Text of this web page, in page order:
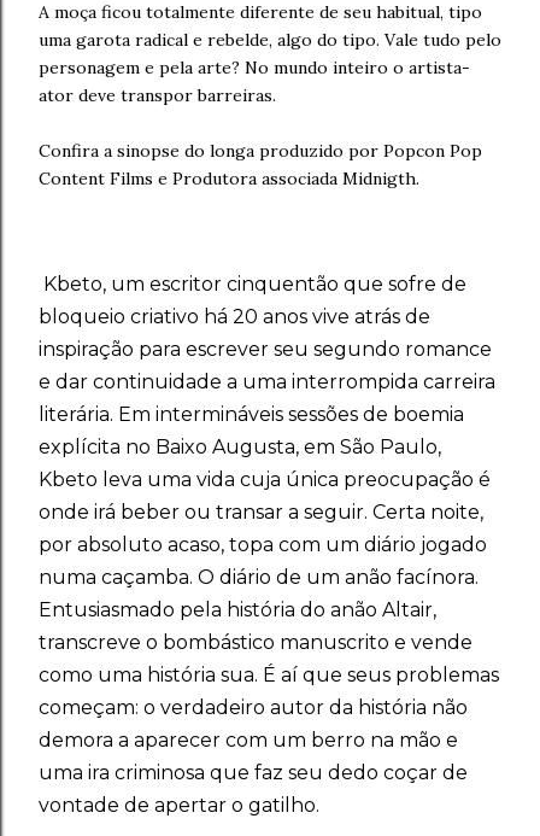
A moça ficou totalmente diferente de seu habitual, tipo
uma garota radical e rebelde, algo do tipo. Vale tudo pelo
personagem e pela arte? No mundo inteiro o artista-
ator deve transpor barreiras.
Confira a sinopse do longa produzido por Popcon Pop
Content Films e Produtora associada Midnigth.
Kbeto, um escritor cinquentão que sofre de
bloqueio criativo há 20 anos vive atrás de
inspiração para escrever seu segundo romance
e dar continuidade a uma interrompida carreira
literária. Em intermináveis sessões de boemia
explícita no Baixo Augusta, em São Paulo,
Kbeto leva uma vida cuja única preocupação é
onde irá beber ou transar a seguir. Certa noite,
por absoluto acaso, topa com um diário jogado
numa caçamba. O diário de um anão facínora.
Entusiasmado pela história do anão Altair,
transcreve o bombástico manuscrito e vende
como uma história sua. É aí que seus problemas
começam: o verdadeiro autor da história não
demora a aparecer com um berro na mão e
uma ira criminosa que faz seu dedo coçar de
vontade de apertar o gatilho.